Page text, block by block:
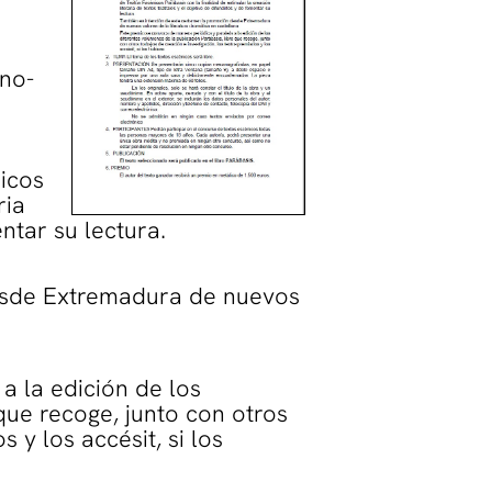
su lectura.
Extremadura de nuevos
la edición de los
recoge, junto con otros
y los accésit, si los